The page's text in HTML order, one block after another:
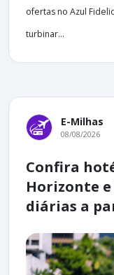
ofertas no Azul
turbinar...
E-Milhas
08/08/2026
Confira
Horizonte e
diárias a